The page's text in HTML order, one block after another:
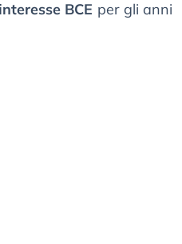
BCE per gli anni